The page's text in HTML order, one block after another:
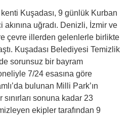
Kuşadası, 9 günlük Kurban
akınına uğradı. Denizli, İzmir ve
çevre illerden gelenlerle birlikte
Kuşadası Belediyesi Temizlik
sorunsuz bir bayram
7/24 esasına göre
bulunan Milli Park’ın
sonuna kadar 23
ekipler tarafından 9